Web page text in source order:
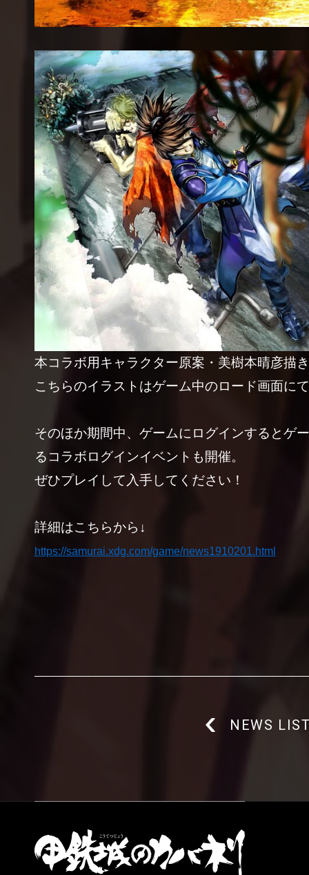
本コラボ用キャラクター原案・美樹本晴彦描
こちらのイラストはゲーム中のロード画面に
そのほか期間中、ゲームにログインするとゲ
るコラボログインイベントも開催。
ぜひプレイして入手してください！
詳細はこちらから↓
https://samurai.xdg.com/game/news1910201.html
NEWS